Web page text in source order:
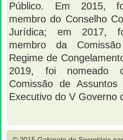
Público. Em 2015,
membro do Conselho
Jurídica; em 2017,
membro da
Regime de
2019, foi nomeado
Comissão de
Executivo do V Governo